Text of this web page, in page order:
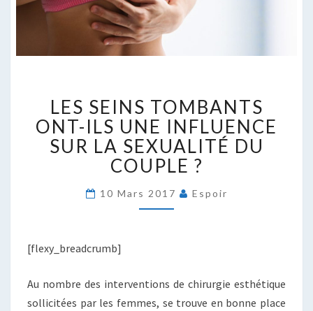
SEINS
TOMBANTS
ONT-
ILS
UNE
SUR
LA
LES SEINS TOMBANTS
ONT-ILS UNE INFLUENCE
SUR LA SEXUALITÉ DU
COUPLE ?
10 Mars 2017 Espoir
[flexy_breadcrumb]
Au nombre des interventions de chirurgie esthétique
sollicitées par les femmes, se trouve en bonne place